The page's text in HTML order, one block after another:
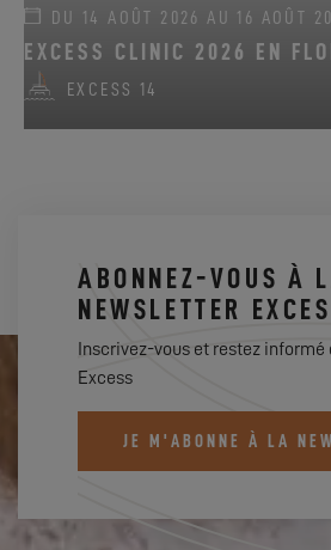
DU 14 AOÛT 2026 AU 16 AOÛT
EXCESS CLINIC 2026 EN
EXCESS 14
ABONNEZ-VOUS À
NEWSLETTER
Inscrivez-vous et restez
Excess
JE M'ABONNE À LA